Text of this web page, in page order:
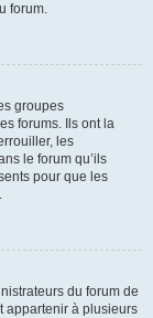
forum.
groupes
forums. Ils ont la
les
le forum qu’ils
pour que les
du forum de
appartenir à plusieurs